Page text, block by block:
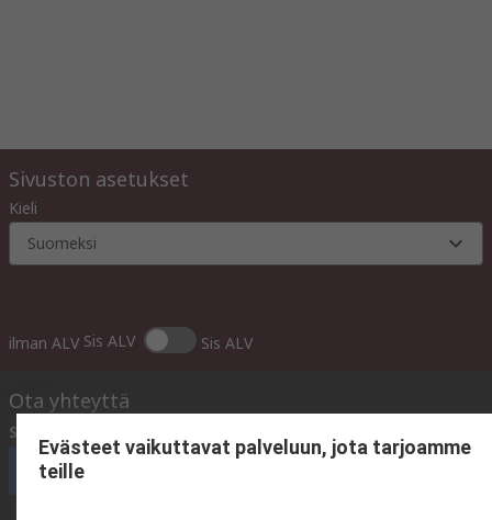
Sivuston asetukset
Kieli
Suomeksi
ilman ALV Sis ALV Sis ALV
Ota yhteyttä
Soita meille
Evästeet vaikuttavat palveluun, jota tarjoamme
teille